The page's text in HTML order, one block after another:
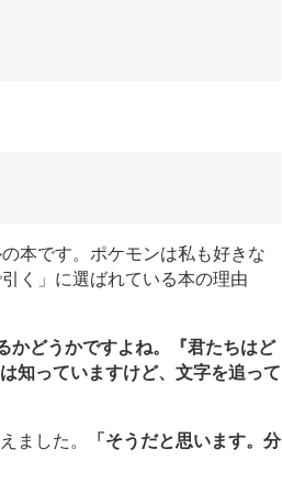
本です。ポケモンは私も好きな
く」に選ばれている本の理由
かどうかですよね。『君たちはど
知っていますけど、文字を追って
ました。 「そうだと思います。分